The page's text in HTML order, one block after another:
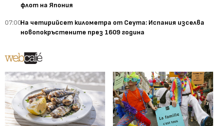
флот на Япония
07:00На четирийсет километра от Сеута: Испания изселва
новопокръстените през 1609 година